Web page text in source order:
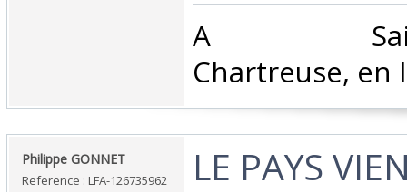
‎A Saint-
Chartreuse, en
‎Philippe GONNET‎
Reference : LFA-126735962
‎LE PAYS